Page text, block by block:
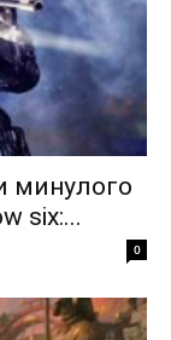
минулого
six:...
0